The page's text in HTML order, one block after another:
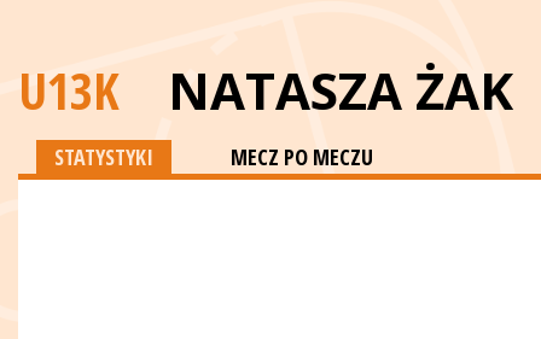
U13K NATASZA ŻAK
STATYSTYKI MECZ PO MECZU